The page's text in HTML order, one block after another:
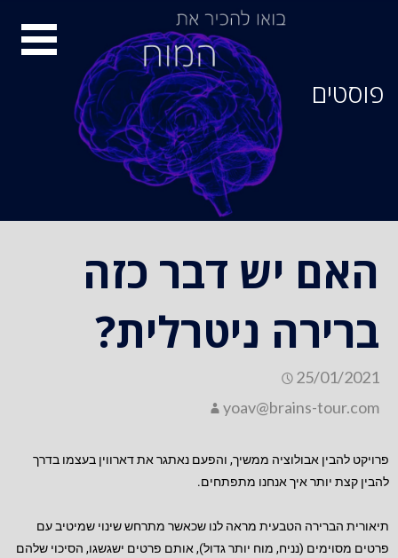
פוסטים
האם יש דבר כזה
ברירה ניטרלית?
25/01/2021
yoav@brains-tour.com
פרויקטלהבין אבולוציה ממשיך, והפעם נאתגר את דארווין בעצמו בדרך
להבין קצת יותר איך אנחנו מתפתחים.
תיאורית הברירה הטבעית מראה לנו שכאשר מתרחש שינוי שמיטיב עם
פרטים מסוימים (נניח, מוח יותר גדול), אותם פרטים ישגשגו, הסיכוי שלהם